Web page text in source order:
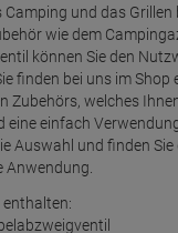
und das Grillen
wie dem
können Sie den
finden bei uns im Shop
Zubehörs, welches
eine einfach
Auswahl und finden Sie
Anwendung.